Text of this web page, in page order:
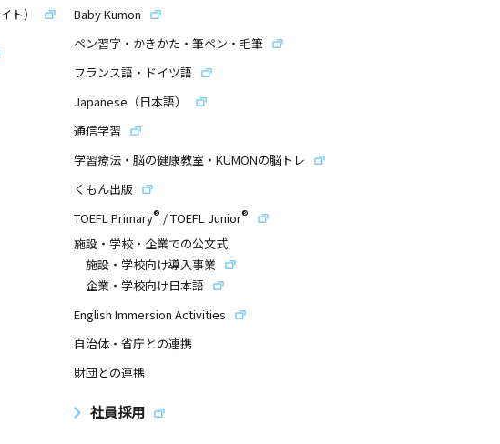
ト）
Baby Kumon
ペン習字・かきかた・筆ペン・毛筆
フランス語・ドイツ語
Japanese（日本語）
通信学習
学習療法・脳の健康教室・KUMONの脳トレ
くもん出版
TOEFL Primary® /TOEFL Junior®
施設・学校・企業での公文式
施設・学校向け導入事業
企業・学校向け日本語
English Immersion Activities
自治体・省庁との連携
財団との連携
社員採用